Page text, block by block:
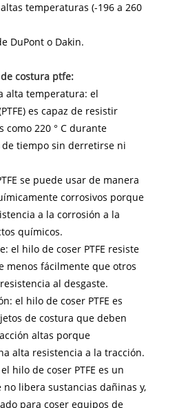
temperaturas (-196 a 260
DuPont o Dakin.
costura ptfe:
alta temperatura: el
es capaz de resistir
220 ° C durante
tiempo sin derretirse ni
se puede usar de manera
corrosivos porque
a la corrosión a la
químicos.
el hilo de coser PTFE resiste
menos fácilmente que otros
al desgaste.
el hilo de coser PTFE es
de costura que deben
altas porque
alta resistencia a la tracción.
hilo de coser PTFE es un
libera sustancias dañinas y,
para coser equipos de